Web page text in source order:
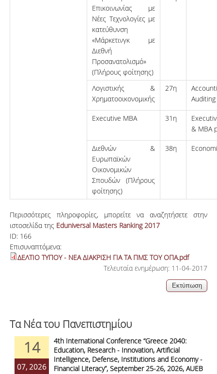
Επικοινωνίας με
Νέες Τεχνολογίες με
κατεύθυνση
«Μάρκετινγκ με
Διεθνή
Προσανατολισμό»
(Πλήρους φοίτησης)
Λογιστικής &
Χρηματοοικονομικής
27η
Auditing
Executive MBA 31η
& MBA
Διεθνών &
Ευρωπαϊκών
Οικονομικών
Σπουδών (Πλήρους
φοίτησης)
38η
Περισσότερες πληροφορίες, μπορείτε να αναζητήσετε στην
ιστοσελίδα της Eduniversal Masters Ranking 2017
ID: 166
Επισυναπτόμενα:
ΔΕΛΤΙΟ ΤΥΠΟΥ - ΝΕΑ ΔΙΑΚΡΙΣΗ ΓΙΑ ΤΑ ΠΜΣ ΤΟΥ ΟΠΑ.pdf
Τελευταία ενημέρωση: 11-04-2017
Τα Νέα του Πανεπιστημίου
14
07, 2026
4th International Conference “Greece 2040:
Education, Research - Innovation, Artificial
Intelligence, Defense, Institutions and Economy -
Financial Literacy”, September 25-26, 2026, AUEB